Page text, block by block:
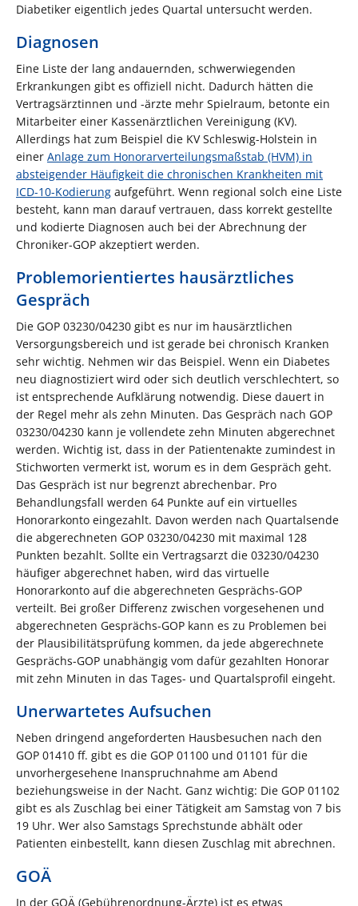
Diabetiker eigentlich jedes Quartal untersucht werden.
Diagnosen
Eine Liste der lang andauernden, schwerwiegenden
Erkrankungen gibt es offiziell nicht. Dadurch hätten die
Vertragsärztinnen und -ärzte mehr Spielraum, betonte ein
Mitarbeiter einer Kassenärztlichen Vereinigung (KV).
Allerdings hat zum Beispiel die KV Schleswig-Holstein in
einer Anlage zum Honorarverteilungsmaßstab (HVM) in
absteigender Häufigkeit die chronischen Krankheiten mit
ICD-10-Kodierung aufgeführt. Wenn regional solch eine Liste
besteht, kann man darauf vertrauen, dass korrekt gestellte
und kodierte Diagnosen auch bei der Abrechnung der
Chroniker-GOP akzeptiert werden.
Problemorientiertes hausärztliches
Gespräch
Die GOP 03230/04230 gibt es nur im hausärztlichen
Versorgungsbereich und ist gerade bei chronisch Kranken
sehr wichtig. Nehmen wir das Beispiel. Wenn ein Diabetes
neu diagnostiziert wird oder sich deutlich verschlechtert, so
ist entsprechende Aufklärung notwendig. Diese dauert in
der Regel mehr als zehn Minuten. Das Gespräch nach GOP
03230/04230 kann je vollendete zehn Minuten abgerechnet
werden. Wichtig ist, dass in der Patientenakte zumindest in
Stichworten vermerkt ist, worum es in dem Gespräch geht.
Das Gespräch ist nur begrenzt abrechenbar. Pro
Behandlungsfall werden 64 Punkte auf ein virtuelles
Honorarkonto eingezahlt. Davon werden nach Quartalsende
die abgerechneten GOP 03230/04230 mit maximal 128
Punkten bezahlt. Sollte ein Vertragsarzt die 03230/04230
häufiger abgerechnet haben, wird das virtuelle
Honorarkonto auf die abgerechneten Gesprächs-GOP
verteilt. Bei großer Differenz zwischen vorgesehenen und
abgerechneten Gesprächs-GOP kann es zu Problemen bei
der Plausibilitätsprüfung kommen, da jede abgerechnete
Gesprächs-GOP unabhängig vom dafür gezahlten Honorar
mit zehn Minuten in das Tages- und Quartalsprofil eingeht.
Unerwartetes Aufsuchen
Neben dringend angeforderten Hausbesuchen nach den
GOP 01410 ff. gibt es die GOP 01100 und 01101 für die
unvorhergesehene Inanspruchnahme am Abend
beziehungsweise in der Nacht. Ganz wichtig: Die GOP 01102
gibt es als Zuschlag bei einer Tätigkeit am Samstag von 7 bis
19 Uhr. Wer also Samstags Sprechstunde abhält oder
Patienten einbestellt, kann diesen Zuschlag mit abrechnen.
GOÄ
In der GOÄ (Gebührenordnung-Ärzte) ist es etwas